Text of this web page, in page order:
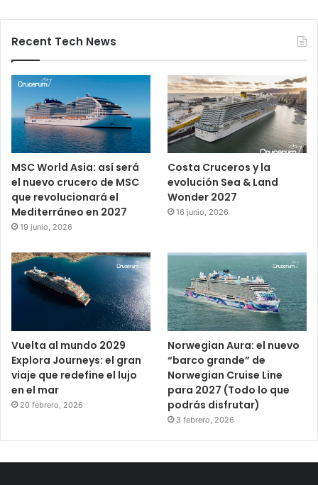
Recent Tech News
MSC World Asia: así será
el nuevo crucero de MSC
que revolucionará el
Mediterráneo en 2027
19 junio, 2026
Costa Cruceros y la
evolución Sea & Land
Wonder 2027
16 junio, 2026
Vuelta al mundo 2029
Explora Journeys: el gran
viaje que redefine el lujo
en el mar
20 febrero, 2026
Norwegian Aura: el nuevo
“barco grande” de
Norwegian Cruise Line
para 2027 (Todo lo que
podrás disfrutar)
3 febrero, 2026